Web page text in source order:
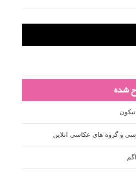
شده
و گروه های عکاسی آنلاین